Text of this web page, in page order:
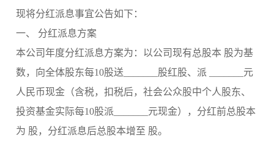
现将分红派息事宜公告如下：
一、 分红派息方案
本公司年度分红派息方案为：以公司现有总股本 股为基
数，向全体股东每10股送_______股红股、派 _______元
人民币现金（含税，扣税后，社会公众股中个人股东、
投资基金实际每10股派_______元现金），分红前总股本
为 股，分红派息后总股本增至 股。